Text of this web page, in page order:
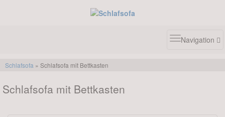
Toggle
Navigation
Schlafsofa » Schlafsofa mit Bettkasten
Schlafsofa mit Bettkasten